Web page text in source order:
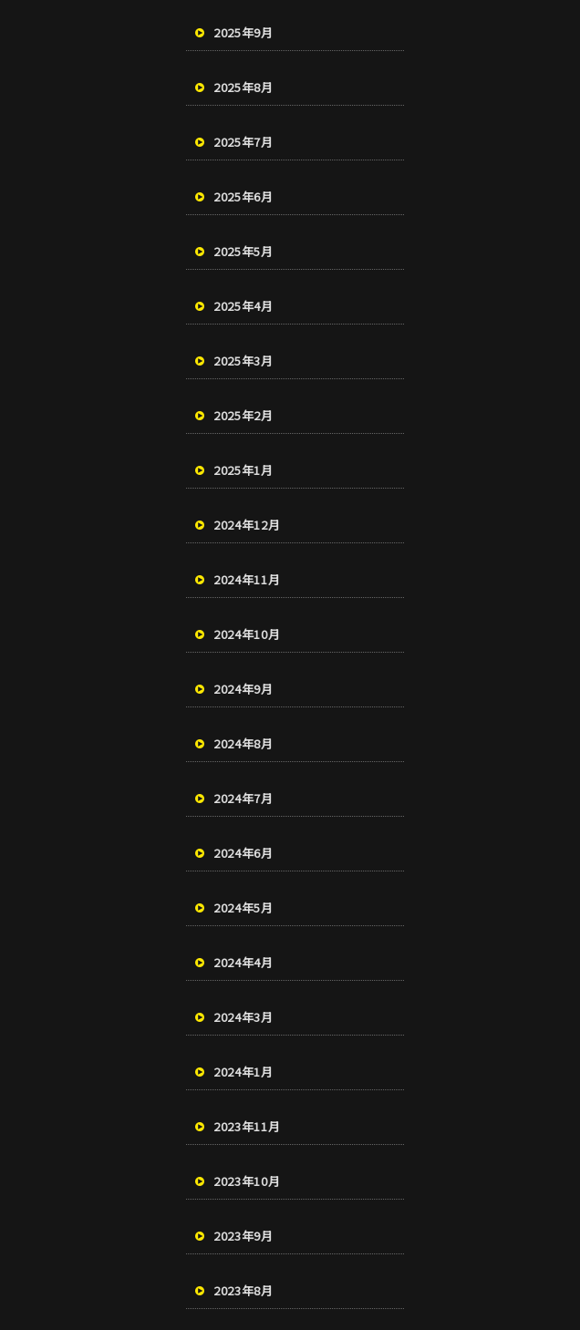
2025年9月
2025年8月
2025年7月
2025年6月
2025年5月
2025年4月
2025年3月
2025年2月
2025年1月
2024年12月
2024年11月
2024年10月
2024年9月
2024年8月
2024年7月
2024年6月
2024年5月
2024年4月
2024年3月
2024年1月
2023年11月
2023年10月
2023年9月
2023年8月